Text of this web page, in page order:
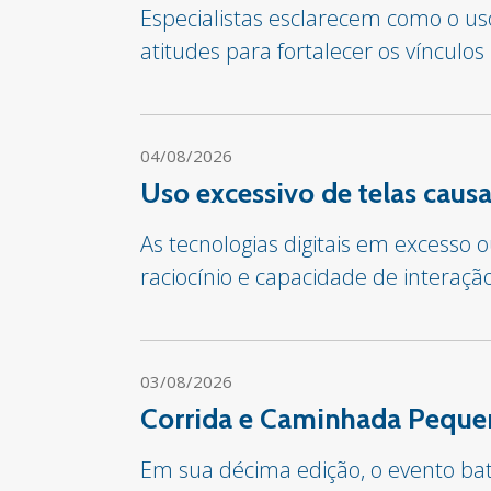
Especialistas esclarecem como o
atitudes para fortalecer os vínculos
04/08/2026
Uso excessivo de telas
As tecnologias digitais em
raciocínio e capacidade de
03/08/2026
Corrida e Caminhada
Em sua décima edição, o evento